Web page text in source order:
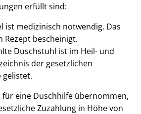
erfüllt sind:
ist medizinisch notwendig. Das
Rezept bescheinigt.
Duschstuhl ist im Heil- und
der gesetzlichen
gelistet.
für eine Duschhilfe übernommen,
Zuzahlung in Höhe von